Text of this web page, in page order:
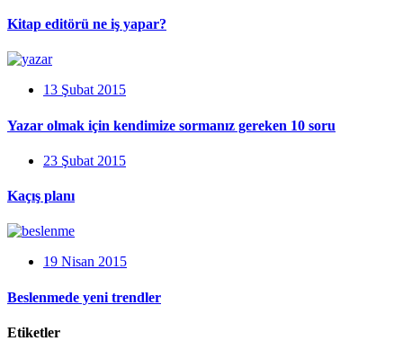
Kitap editörü ne iş yapar?
13 Şubat 2015
Yazar olmak için kendimize sormanız gereken 10 soru
23 Şubat 2015
Kaçış planı
19 Nisan 2015
Beslenmede yeni trendler
Etiketler